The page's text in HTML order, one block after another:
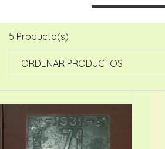
5 Producto(s)
ORDENAR PRODUCTOS